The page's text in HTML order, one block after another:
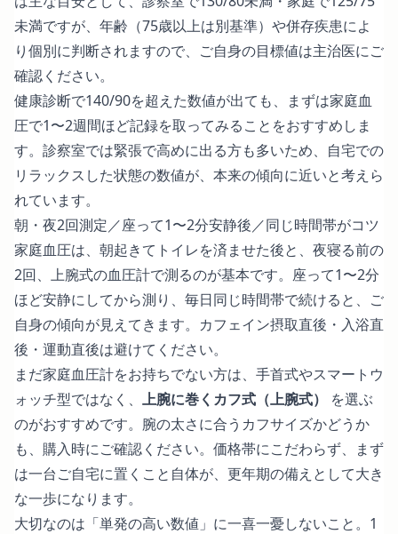
未満ですが、年齢（75歳以上は別基準）や併存疾患によ
り個別に判断されますので、ご自身の目標値は主治医にご
確認ください。
健康診断で140/90を超えた数値が出ても、まずは家庭血
圧で1〜2週間ほど記録を取ってみることをおすすめしま
す。診察室では緊張で高めに出る方も多いため、自宅での
リラックスした状態の数値が、本来の傾向に近いと考えら
れています。
朝・夜2回測定／座って1〜2分安静後／同じ時間帯がコツ
家庭血圧は、朝起きてトイレを済ませた後と、夜寝る前の
2回、上腕式の血圧計で測るのが基本です。座って1〜2分
ほど安静にしてから測り、毎日同じ時間帯で続けると、ご
自身の傾向が見えてきます。カフェイン摂取直後・入浴直
後・運動直後は避けてください。
まだ家庭血圧計をお持ちでない方は、手首式やスマートウ
ォッチ型ではなく、 上腕に巻くカフ式（上腕式）
を選ぶ
のがおすすめです。腕の太さに合うカフサイズかどうか
も、購入時にご確認ください。価格帯にこだわらず、まず
は一台ご自宅に置くこと自体が、更年期の備えとして大き
な一歩になります。
大切なのは「単発の高い数値」に一喜一憂しないこと。1